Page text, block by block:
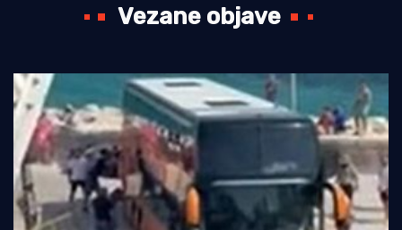
Vezane objave